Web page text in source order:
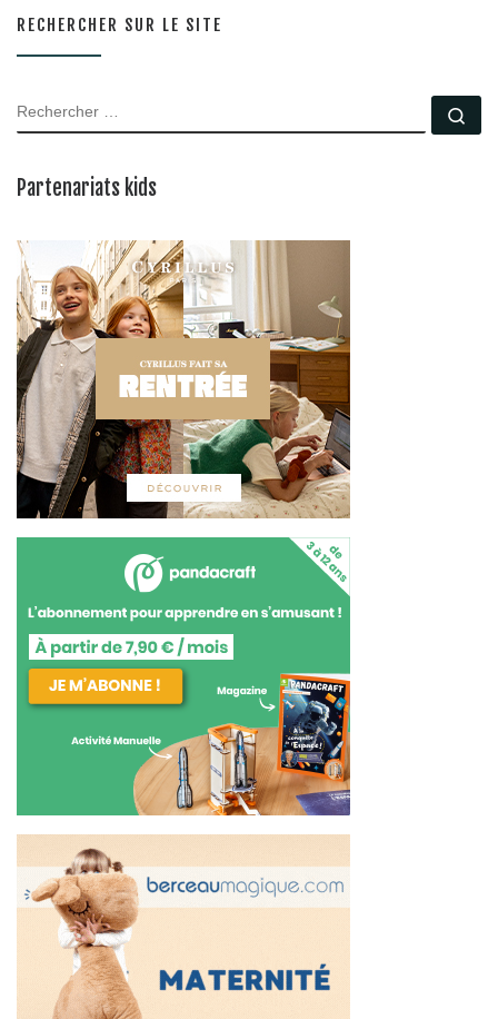
RECHERCHER SUR LE SITE
RECHERCHER
Partenariats kids